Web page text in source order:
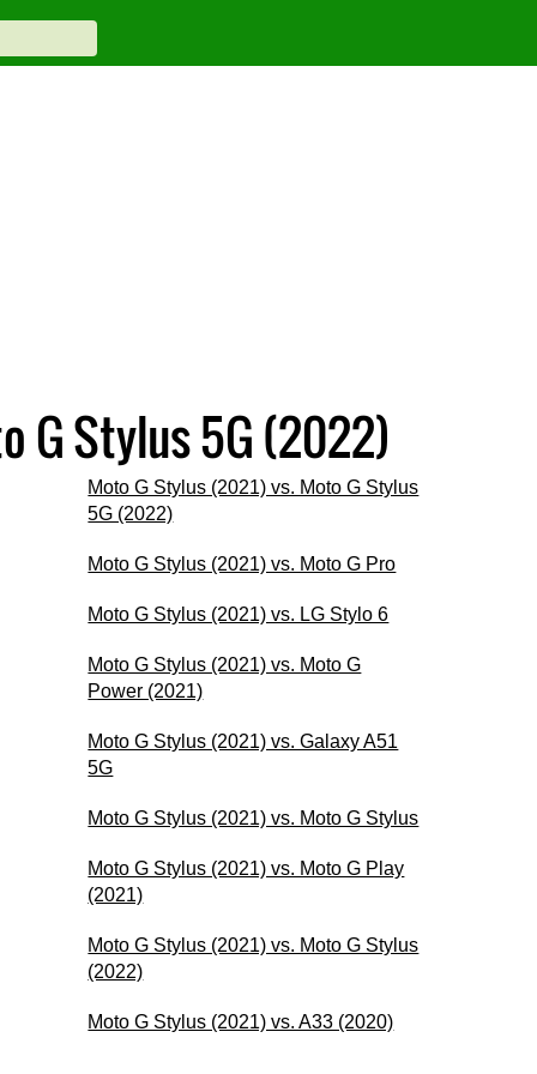
G Stylus 5G (2022)
Moto G Stylus (2021) vs. Moto G Stylus
5G (2022)
Moto G Stylus (2021) vs. Moto G Pro
Moto G Stylus (2021) vs. LG Stylo 6
Moto G Stylus (2021) vs. Moto G
Power (2021)
Moto G Stylus (2021) vs. Galaxy A51
5G
Moto G Stylus (2021) vs. Moto G Stylus
Moto G Stylus (2021) vs. Moto G Play
(2021)
Moto G Stylus (2021) vs. Moto G Stylus
(2022)
Moto G Stylus (2021) vs. A33 (2020)